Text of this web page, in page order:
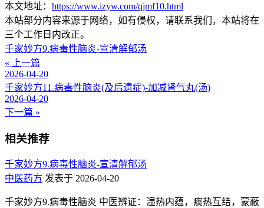
本文地址： https://www.izyw.com/qjmf10.html
本站部分内容来源于网络，如有侵权，请联系我们，本站将在
三个工作日内改正。
千家妙方9.病毒性脑炎-宣清解郁汤
« 上一篇
2026-04-20
千家妙方11.病毒性脑炎(及后遗症)-加减肾气丸(汤)
2026-04-20
下一篇 »
相关推荐
千家妙方9.病毒性脑炎-宣清解郁汤
中医药方 发表于 2026-04-20
千家妙方9.病毒性脑炎 中医辨证：湿热内蕴，痰热互结，蒙蔽